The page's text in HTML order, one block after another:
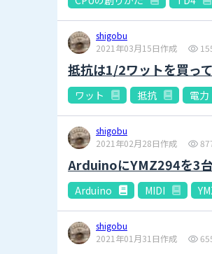
shigobu
2021年03月15日作成
抵抗は1/2ワットを買っ
ワット 抵抗 電力
shigobu
2021年02月28日作成
ArduinoにYMZ294を3
Arduino MIDI
shigobu
2021年01月31日作成